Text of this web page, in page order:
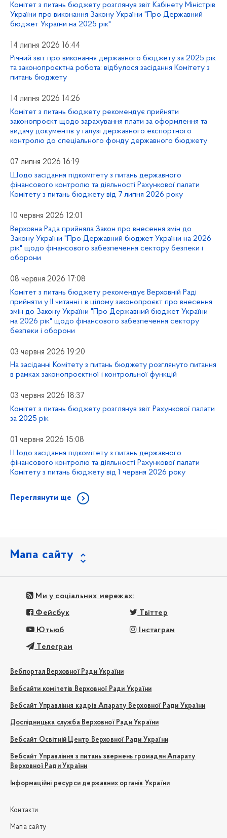
Комітет з питань бюджету розглянув звіт Кабінету Міністрів
України про виконання Закону України "Про Державний
бюджет України на 2025 рік"
14 липня 2026 16:44
Річний звіт про виконання державного бюджету за 2025 рік
та законопроєктна робота: відбулося засідання Комітету з
питань бюджету
14 липня 2026 14:26
Комітет з питань бюджету рекомендує прийняти
законопроєкт щодо зарахування плати за оформлення та
видачу документів у галузі державного експортного
контролю до спеціального фонду державного бюджету
07 липня 2026 16:19
Щодо засідання підкомітету з питань державного
фінансового контролю та діяльності Рахункової палати
Комітету з питань бюджету від 7 липня 2026 року
10 червня 2026 12:01
Верховна Рада прийняла Закон про внесення змін до
Закону України "Про Державний бюджет України на 2026
рік" щодо фінансового забезпечення сектору безпеки і
оборони
08 червня 2026 17:08
Комітет з питань бюджету рекомендує Верховній Раді
прийняти у ІІ читанні і в цілому законопроєкт про внесення
змін до Закону України "Про Державний бюджет України
на 2026 рік" щодо фінансового забезпечення сектору
безпеки і оборони
03 червня 2026 19:20
На засіданні Комітету з питань бюджету розглянуто питання
в рамках законопроєктної і контрольної функцій
03 червня 2026 18:37
Комітет з питань бюджету розглянув звіт Рахункової палати
за 2025 рік
01 червня 2026 15:08
Щодо засідання підкомітету з питань державного
фінансового контролю та діяльності Рахункової палати
Комітету з питань бюджету від 1 червня 2026 року
Переглянути ще
Мапа сайту
Ми у соціальних мережах:
Фейсбук Твіттер
Ютьюб Інстаграм
Телеграм
Вебпортал Верховної Ради України
Вебсайти комітетів Верховної Ради України
Вебсайт Управління кадрів Апарату Верховної Ради України
Дослідницька служба Верховної Ради України
Вебсайт Освітній Центр Верховної Ради України
Вебсайт Управління з питань звернень громадян Апарату
Верховної Ради України
Інформаційні ресурси державних органів України
Контакти
Мапа сайту